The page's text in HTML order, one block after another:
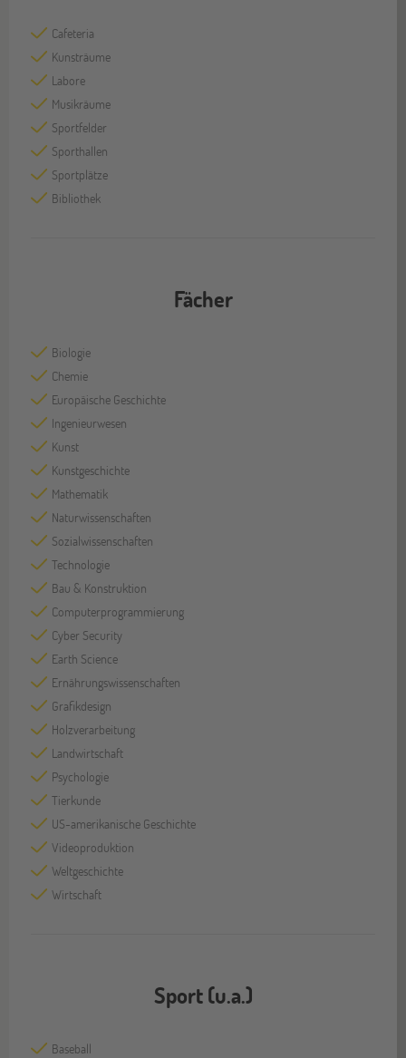
Cafeteria
Kunsträume
Labore
Musikräume
Sportfelder
Sporthallen
Sportplätze
Bibliothek
Fächer
Biologie
Chemie
Europäische Geschichte
Ingenieurwesen
Kunst
Kunstgeschichte
Mathematik
Naturwissenschaften
Sozialwissenschaften
Technologie
Bau & Konstruktion
Computerprogrammierung
Cyber Security
Earth Science
Ernährungswissenschaften
Grafikdesign
Holzverarbeitung
Landwirtschaft
Psychologie
Tierkunde
US-amerikanische Geschichte
Videoproduktion
Weltgeschichte
Wirtschaft
Sport (u.a.)
Baseball